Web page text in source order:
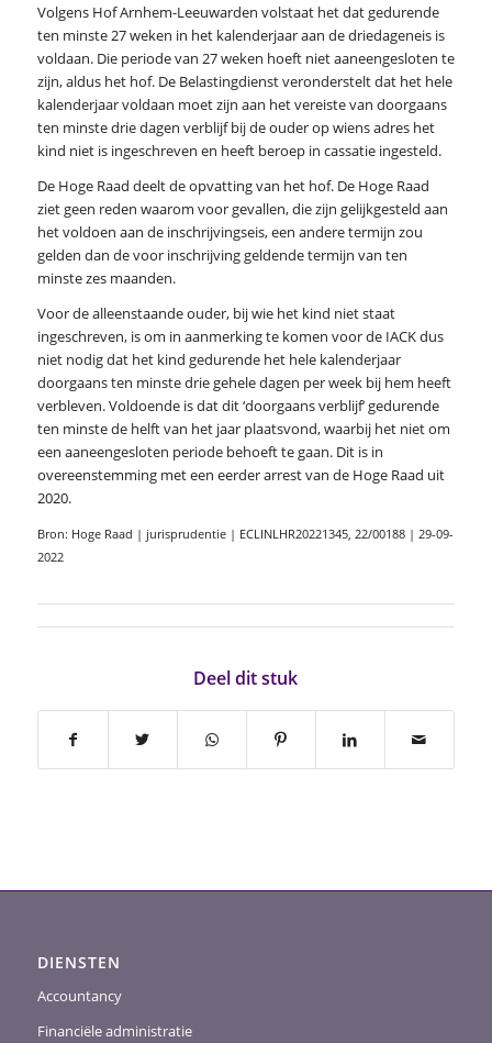
Volgens Hof Arnhem-Leeuwarden volstaat het dat gedurende
ten minste 27 weken in het kalenderjaar aan de driedageneis is
voldaan. Die periode van 27 weken hoeft niet aaneengesloten te
zijn, aldus het hof. De Belastingdienst veronderstelt dat het hele
kalenderjaar voldaan moet zijn aan het vereiste van doorgaans
ten minste drie dagen verblijf bij de ouder op wiens adres het
kind niet is ingeschreven en heeft beroep in cassatie ingesteld.
De Hoge Raad deelt de opvatting van het hof. De Hoge Raad
ziet geen reden waarom voor gevallen, die zijn gelijkgesteld aan
het voldoen aan de inschrijvingseis, een andere termijn zou
gelden dan de voor inschrijving geldende termijn van ten
minste zes maanden.
Voor de alleenstaande ouder, bij wie het kind niet staat
ingeschreven, is om in aanmerking te komen voor de IACK dus
niet nodig dat het kind gedurende het hele kalenderjaar
doorgaans ten minste drie gehele dagen per week bij hem heeft
verbleven. Voldoende is dat dit ‘doorgaans verblijf’ gedurende
ten minste de helft van het jaar plaatsvond, waarbij het niet om
een aaneengesloten periode behoeft te gaan. Dit is in
overeenstemming met een eerder arrest van de Hoge Raad uit
2020.
Bron: Hoge Raad | jurisprudentie | ECLINLHR20221345, 22/00188 | 29-09-
2022
Deel dit stuk
DIENSTEN
Accountancy
Financiële administratie